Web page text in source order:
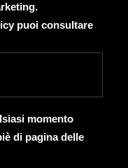
puoi consultare
momento
di pagina delle